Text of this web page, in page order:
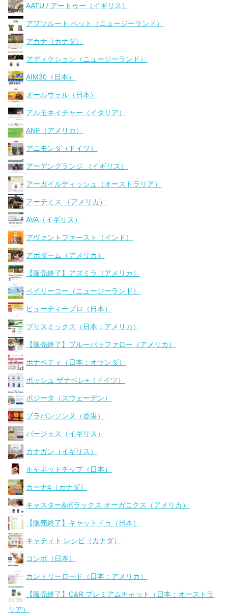
AATU / アートゥー（イギリス）
アブソルート ペット（ニュージーランド）
アカナ（カナダ）
アディクション（ニュージーランド）
AIM30（日本）
オールウェル（日本）
アルモネイチャー（イタリア）
ANF（アメリカ）
アニモンダ（ドイツ）
アーデングランジ （イギリス）
アーガイルディッシュ（オーストラリア）
アーテミス （アメリカ）
AVA（イギリス）
アヴァントファースト（インド）
アボダーム（アメリカ）
【販売終了】アズミラ（アメリカ）
ベイリーコー（ニュージーランド）
ビューティープロ（日本）
ブリスミックス（日本：アメリカ）
【販売終了】ブルーバッファロー（アメリカ）
ボナペティ（日本：オランダ）
ボッシュ ザナベレ+（ドイツ）
ボジータ（スウェーデン）
ブラバンソンヌ（香港）
バージェス（イギリス）
カナガン（イギリス）
キャネットチップ（日本）
カーナ4（カナダ）
キャスター&ポラックス オーガニクス（アメリカ）
【販売終了】キャットドゥ（日本）
キャティト レシピ（カナダ）
コンボ（日本）
カントリーロード（日本：アメリカ）
【販売終了】C&R プレミアムキャット（日本：オーストラ
リア）